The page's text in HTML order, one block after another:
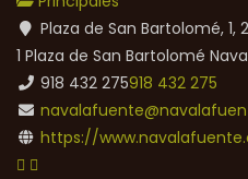
Plaza de San Bartolomé,
1 Plaza de San Bartolomé
918 432 275918 432 275
https://